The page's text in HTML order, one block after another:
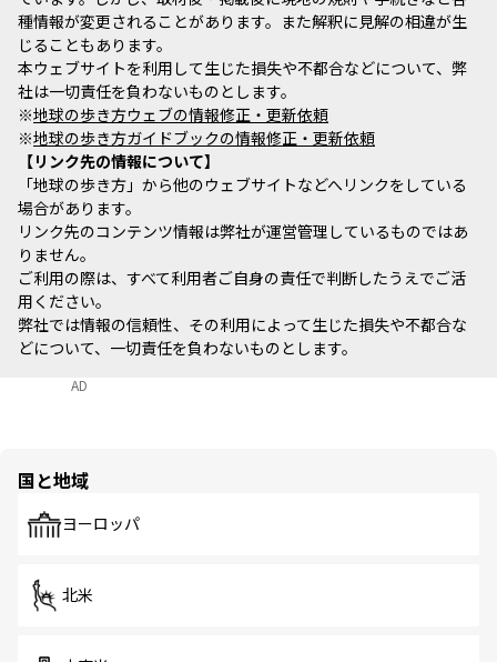
種情報が変更されることがあります。また解釈に見解の相違が生
じることもあります。
本ウェブサイトを利用して生じた損失や不都合などについて、弊
社は一切責任を負わないものとします。
※地球の歩き方ウェブの情報修正・更新依頼
※地球の歩き方ガイドブックの情報修正・更新依頼
リンク先の情報について
「地球の歩き方」から他のウェブサイトなどへリンクをしている
場合があります。
リンク先のコンテンツ情報は弊社が運営管理しているものではあ
りません。
ご利用の際は、すべて利用者ご自身の責任で判断したうえでご活
用ください。
弊社では情報の信頼性、その利用によって生じた損失や不都合な
どについて、一切責任を負わないものとします。
AD
国と地域
ヨーロッパ
北米